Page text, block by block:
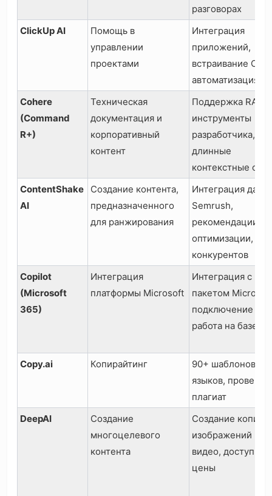
разговорах
ClickUp AI
Помощь в
управлении
проектами
Интеграция
приложений,
встраивание
автоматизация
Cohere
(Command
R+)
Техническая
документация и
корпоративный
контент
Поддержка RAG,
инструменты
разработчика,
длинные
контекстные окна
ContentShake
AI
Создание контента,
предназначенного
для ранжирования
Интеграция
Semrush,
рекомендации по
оптимизации,
конкурентов
Copilot
(Microsoft
365)
Интеграция
платформы Microsoft
Интеграция с
пакетом
подключение к
работа на базе
Copy.ai Копирайтинг
90+ шаблонов,
языков, проверка
плагиат
DeepAI
Создание
многоцелевого
контента
Создание копий,
изображений и
видео, доступные
цены